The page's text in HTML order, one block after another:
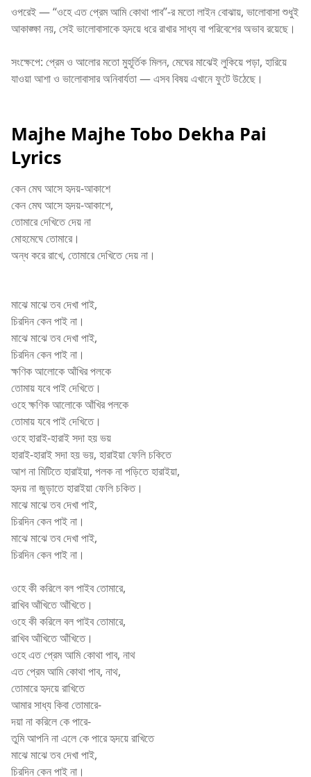
ওপরেই — “ওহে এত প্রেম আমি কোথা পাব”-র মতো লাইন বোঝায়, ভালোবাসা শুধুই
আকাঙ্ক্ষা নয়, সেই ভালোবাসাকে হৃদয়ে ধরে রাখার সাধ্য বা পরিবেশের অভাব রয়েছে।
সংক্ষেপে: প্রেম ও আলোর মতো মুহূর্তিক মিলন, মেঘের মাঝেই লুকিয়ে পড়া, হারিয়ে
যাওয়া আশা ও ভালোবাসার অনিবার্যতা — এসব বিষয় এখানে ফুটে উঠেছে।
Majhe Majhe Tobo Dekha Pai
Lyrics
কেন মেঘ আসে হৃদয়-আকাশে
কেন মেঘ আসে হৃদয়-আকাশে,
তোমারে দেখিতে দেয় না
মোহমেঘে তোমারে।
অন্ধ করে রাখে, তোমারে দেখিতে দেয় না।
মাঝে মাঝে তব দেখা পাই,
চিরদিন কেন পাই না।
মাঝে মাঝে তব দেখা পাই,
চিরদিন কেন পাই না।
ক্ষণিক আলোকে আঁখির পলকে
তোমায় যবে পাই দেখিতে।
ওহে ক্ষণিক আলোকে আঁখির পলকে
তোমায় যবে পাই দেখিতে।
ওহে হারাই-হারাই সদা হয় ভয়
হারাই-হারাই সদা হয় ভয়, হারাইয়া ফেলি চকিতে
আশ না মিটিতে হারাইয়া, পলক না পড়িতে হারাইয়া,
হৃদয় না জুড়াতে হারাইয়া ফেলি চকিত।
মাঝে মাঝে তব দেখা পাই,
চিরদিন কেন পাই না।
মাঝে মাঝে তব দেখা পাই,
চিরদিন কেন পাই না।
ওহে কী করিলে বল পাইব তোমারে,
রাখিব আঁখিতে আঁখিতে।
ওহে কী করিলে বল পাইব তোমারে,
রাখিব আঁখিতে আঁখিতে।
ওহে এত প্রেম আমি কোথা পাব, নাথ
এত প্রেম আমি কোথা পাব, নাথ,
তোমারে হৃদয়ে রাখিতে
আমার সাধ্য কিবা তোমারে-
দয়া না করিলে কে পারে-
তুমি আপনি না এলে কে পারে হৃদয়ে রাখিতে
মাঝে মাঝে তব দেখা পাই,
চিরদিন কেন পাই না।